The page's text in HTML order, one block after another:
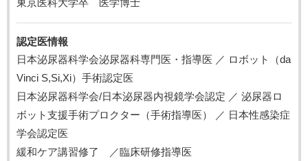
東京医科大学卒 医学博士
認定医情報
日本泌尿器科学会泌尿器科専門医・指導医 ／ ロボット（da
Vinci S,Si,Xi）手術認定医
日本泌尿器科学会/日本泌尿器内視鏡学会認定 ／ 泌尿器ロ
ボット支援手術プロクター（手術指導医） ／ 日本性感染症
学会認定医
緩和ケア講習修了 ／臨床研修指導医